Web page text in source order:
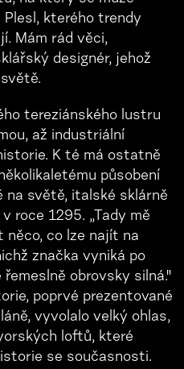
Plesl, kterého trendy
Mám rád věci,
designér, jehož
tereziánského lustru
až industriální
K té má ostatně
působení
světě, italské sklárně
roce 1295. „Tady mě
něco, co lze najít na
značka vyniká po
obrovsky silná."
poprvé prezentované
vyvolalo velký ohlas,
loftů, které
se současnosti.